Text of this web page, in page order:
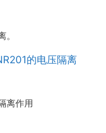
的电压隔离
离作用